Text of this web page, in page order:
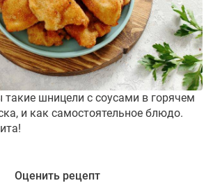
такие шницели с соусами в горячем
и как самостоятельное блюдо.
Оценить рецепт